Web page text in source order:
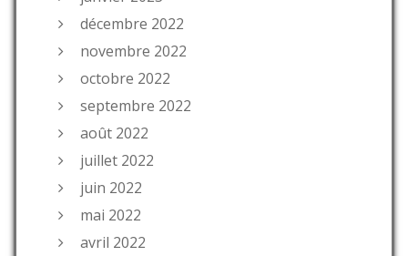
décembre 2022
novembre 2022
octobre 2022
septembre 2022
août 2022
juillet 2022
juin 2022
mai 2022
avril 2022